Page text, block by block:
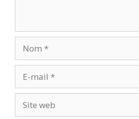
mail
web